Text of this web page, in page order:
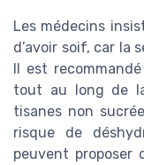
Les médecins
d’avoir soif, car la
Il est
tout au long de
tisanes non
risque de
peuvent proposer